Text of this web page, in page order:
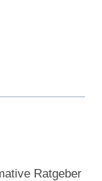
Ratgeber